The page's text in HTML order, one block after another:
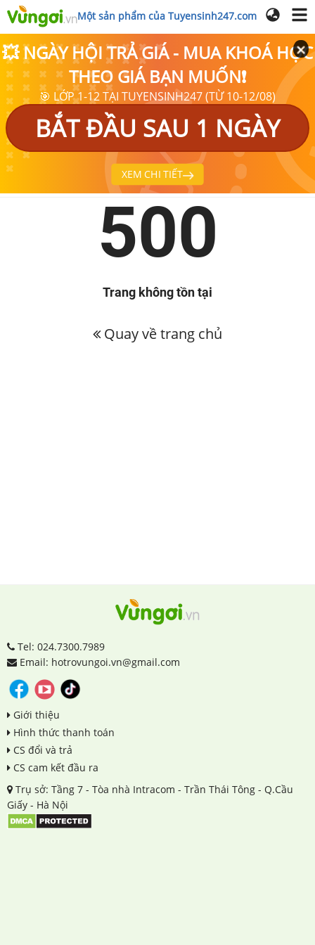
Một sản phẩm của Tuyensinh247.com
💥 NGÀY HỘI TRẢ GIÁ - MUA KHOÁ HỌC
THEO GIÁ BẠN MUỐN❗
🎯 LỚP 1-12 TẠI TUYENSINH247 (TỪ 10-12/08)
BẮT ĐẦU SAU 1 NGÀY
XEM CHI TIẾT
500
Trang không tồn tại
Quay về trang chủ
Tel: 024.7300.7989
Email: hotrovungoi.vn@gmail.com
Giới thiệu
Hình thức thanh toán
CS đổi và trả
CS cam kết đầu ra
Trụ sở: Tầng 7 - Tòa nhà Intracom - Trần Thái Tông - Q.Cầu
Giấy - Hà Nội